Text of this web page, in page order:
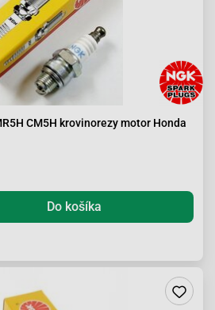
CM5H krovinorezy motor Honda
Do košíka